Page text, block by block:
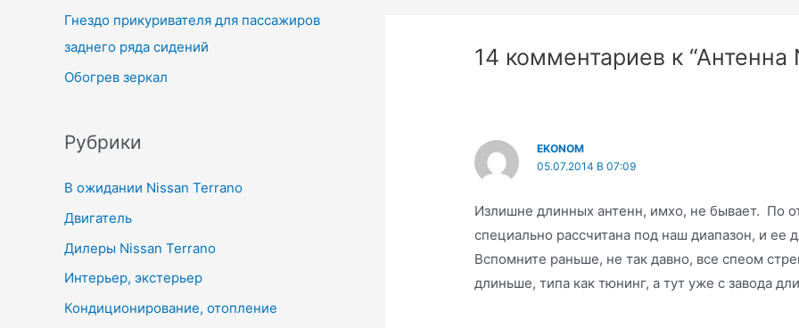
Гнездо прикуривателя для пассажиров
заднего ряда сидений
Обогрев зеркал
Рубрики
В ожидании Nissan Terrano
Двигатель
Дилеры Nissan Terrano
Интерьер, экстерьер
Кондиционирование, отопление
14 комментариев к “Антенна
EKONOM
05.07.2014 В 07:09
Излишне длинных антенн, имхо, не бывает. По
специально рассчитана под наш диапазон, и ее
Вспомните раньше, не так давно, все спеом
длиньше, типа как тюнинг, а тут уже с завода